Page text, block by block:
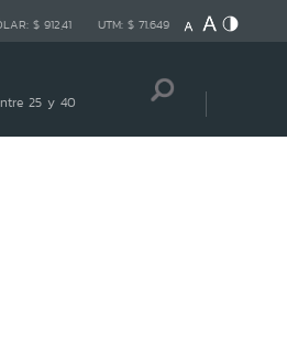
$ 912,41 UTM: $ 71.649
25 y 40